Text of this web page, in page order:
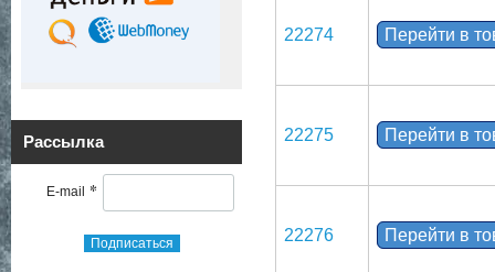
Рассылка
E-mail *
Подписаться
22274 Перейти в
22275 Перейти в
22276 Перейти в